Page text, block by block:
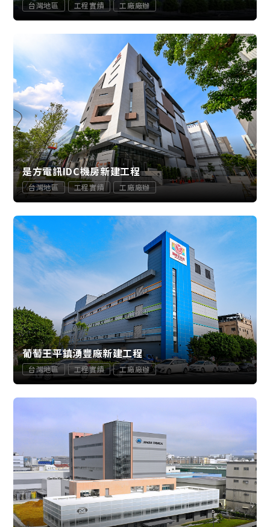
台灣地區 工程實績 工廠廠辦
是方電訊IDC機房新建工程
台灣地區 工程實績 工廠廠辦
葡萄王平鎮湧豐廠新建工程
台灣地區 工程實績 工廠廠辦